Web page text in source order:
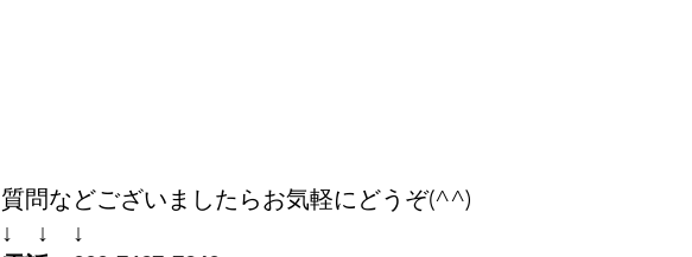
質問などございましたらお気軽にどうぞ(^^)
↓　↓　↓